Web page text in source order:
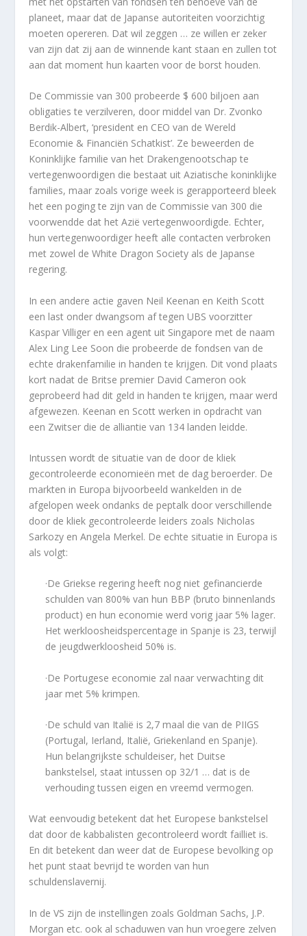
planeet, maar dat de Japanse autoriteiten voorzichtig
moeten opereren. Dat wil zeggen … ze willen er zeker
van zijn dat zij aan de winnende kant staan en zullen tot
aan dat moment hun kaarten voor de borst houden.
De Commissie van 300 probeerde $ 600 biljoen aan
obligaties te verzilveren, door middel van Dr. Zvonko
Berdik-Albert, ‘president en CEO van de Wereld
Economie & Financiën Schatkist’. Ze beweerden de
Koninklijke familie van het Drakengenootschap te
vertegenwoordigen die bestaat uit Aziatische koninklijke
families, maar zoals vorige week is gerapporteerd bleek
het een poging te zijn van de Commissie van 300 die
voorwendde dat het Azië vertegenwoordigde. Echter,
hun vertegenwoordiger heeft alle contacten verbroken
met zowel de White Dragon Society als de Japanse
regering.
In een andere actie gaven Neil Keenan en Keith Scott
een last onder dwangsom af tegen UBS voorzitter
Kaspar Villiger en een agent uit Singapore met de naam
Alex Ling Lee Soon die probeerde de fondsen van de
echte drakenfamilie in handen te krijgen. Dit vond plaats
kort nadat de Britse premier David Cameron ook
geprobeerd had dit geld in handen te krijgen, maar werd
afgewezen. Keenan en Scott werken in opdracht van
een Zwitser die de alliantie van 134 landen leidde.
Intussen wordt de situatie van de door de kliek
gecontroleerde economieën met de dag beroerder. De
markten in Europa bijvoorbeeld wankelden in de
afgelopen week ondanks de peptalk door verschillende
door de kliek gecontroleerde leiders zoals Nicholas
Sarkozy en Angela Merkel. De echte situatie in Europa is
als volgt:
·De Griekse regering heeft nog niet gefinancierde
schulden van 800% van hun BBP (bruto binnenlands
product) en hun economie werd vorig jaar 5% lager.
Het werkloosheidspercentage in Spanje is 23, terwijl
de jeugdwerkloosheid 50% is.
·De Portugese economie zal naar verwachting dit
jaar met 5% krimpen.
·De schuld van Italië is 2,7 maal die van de PIIGS
(Portugal, Ierland, Italië, Griekenland en Spanje).
Hun belangrijkste schuldeiser, het Duitse
bankstelsel, staat intussen op 32/1 … dat is de
verhouding tussen eigen en vreemd vermogen.
Wat eenvoudig betekent dat het Europese bankstelsel
dat door de kabbalisten gecontroleerd wordt failliet is.
En dit betekent dan weer dat de Europese bevolking op
het punt staat bevrijd te worden van hun
schuldenslavernij.
In de VS zijn de instellingen zoals Goldman Sachs, J.P.
Morgan etc. ook al schaduwen van hun vroegere zelven